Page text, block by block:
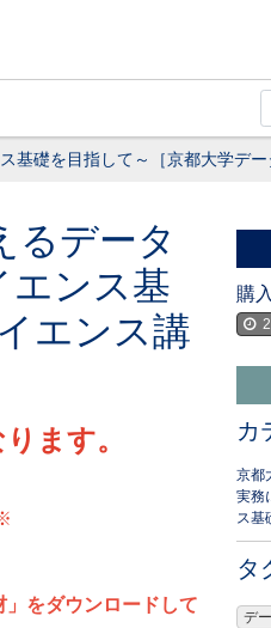
基礎を目指して～［京都大学デ
るデータ
エンス基
エンス講
ます。
をダウンロードして
購
カ
京都
実務
ス基
タ
デ